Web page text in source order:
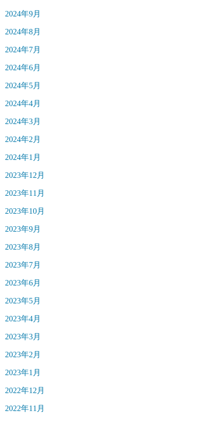
2024年9月
2024年8月
2024年7月
2024年6月
2024年5月
2024年4月
2024年3月
2024年2月
2024年1月
2023年12月
2023年11月
2023年10月
2023年9月
2023年8月
2023年7月
2023年6月
2023年5月
2023年4月
2023年3月
2023年2月
2023年1月
2022年12月
2022年11月